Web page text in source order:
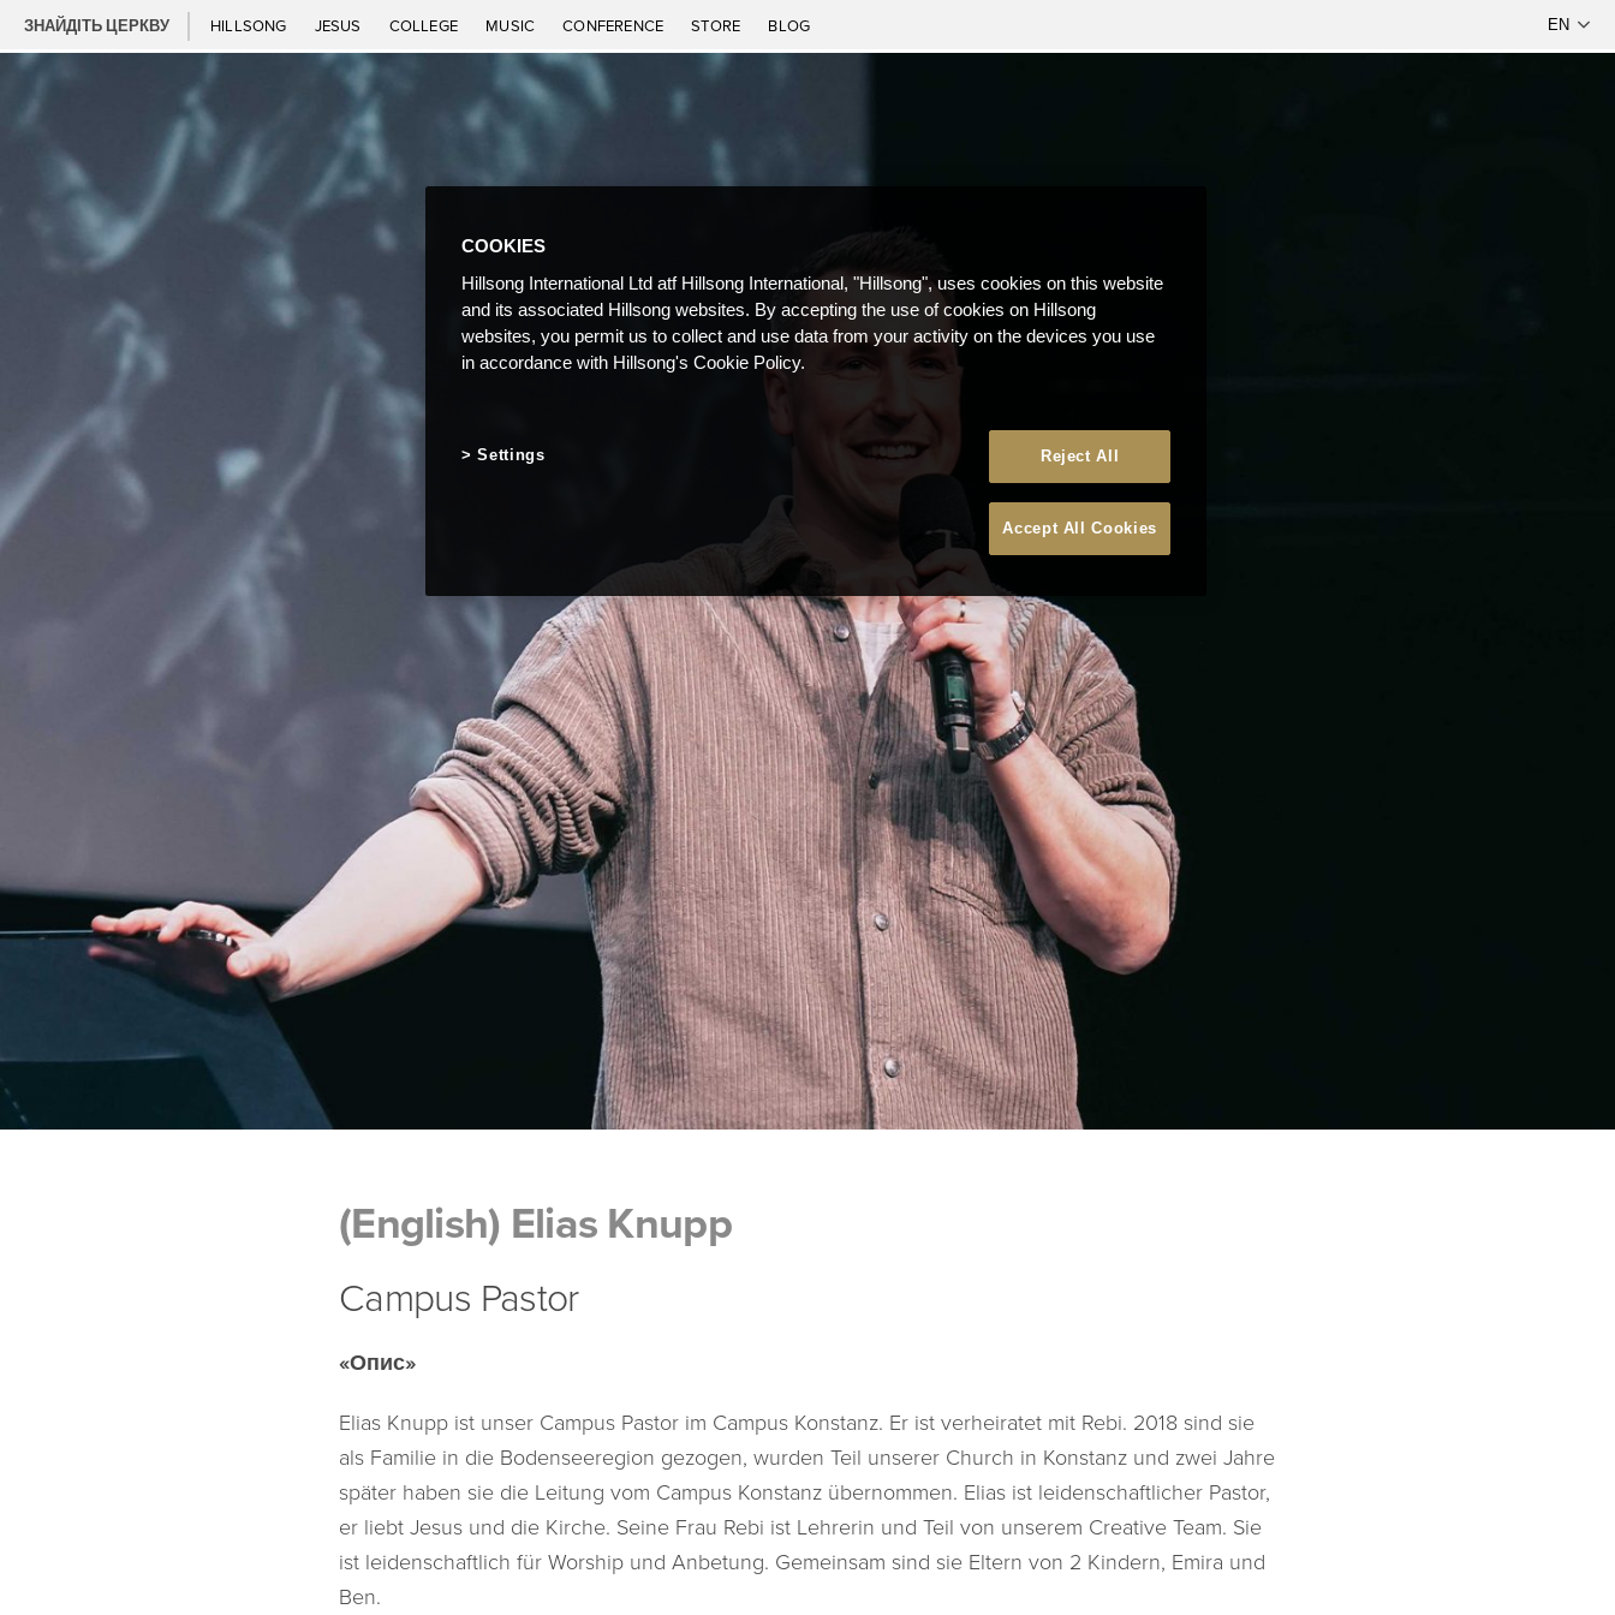
ЗНАЙДІТЬ ЦЕРКВУ HILLSONG JESUS COLLEGE MUSIC CONFERENCE STORE BLOG
(English) Elias Knupp
Campus Pastor
«Опис»
Elias Knupp ist unser Campus Pastor im Campus Konstanz. Er ist verheiratet mit Rebi. 2018 sind sie
als Familie in die Bodenseeregion gezogen, wurden Teil unserer Church in Konstanz und zwei Jahre
später haben sie die Leitung vom Campus Konstanz übernommen. Elias ist leidenschaftlicher Pastor,
er liebt Jesus und die Kirche. Seine Frau Rebi ist Lehrerin und Teil von unserem Creative Team. Sie
ist leidenschaftlich für Worship und Anbetung. Gemeinsam sind sie Eltern von 2 Kindern, Emira und
Ben.
COOKIES
Hillsong International Ltd atf Hillsong International, "Hillsong", uses cookies on this website
and its associated Hillsong websites. By accepting the use of cookies on Hillsong
websites, you permit us to collect and use data from your activity on the devices you use
in accordance with Hillsong's Cookie Policy.
Reject All
Accept All Cookies
Settings